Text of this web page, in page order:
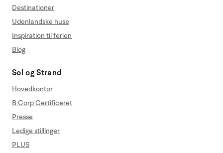
Destinationer
Udenlandske huse
Inspiration til ferien
Blog
Sol og Strand
Hovedkontor
B Corp Certificeret
Presse
Ledige stillinger
PLUS